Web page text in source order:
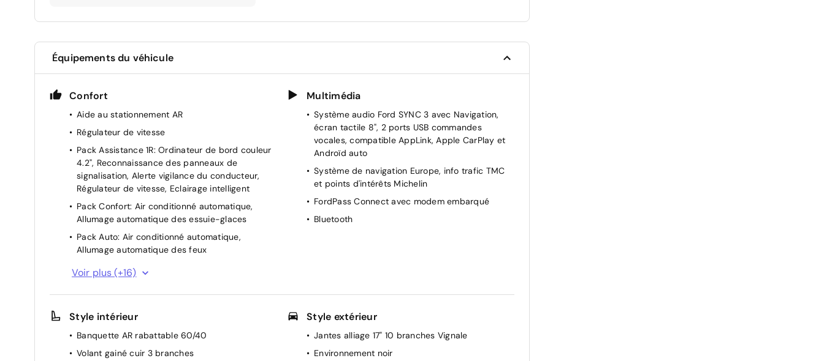
Équipements du véhicule
Confort
Aide au stationnement AR
Régulateur de vitesse
Pack Assistance 1R: Ordinateur de bord couleur
4.2", Reconnaissance des panneaux de
signalisation, Alerte vigilance du conducteur,
Régulateur de vitesse, Eclairage intelligent
Pack Confort: Air conditionné automatique,
Allumage automatique des essuie-glaces
Pack Auto: Air conditionné automatique,
Allumage automatique des feux
Rétroviseur intérieur électrochrome
Aide au démarrage en côte
Indicateur de changement de vitesse
Plancher de coffre ajustable
Voir plus (+16)
Multimédia
Système audio Ford SYNC 3 avec Navigation,
écran tactile 8", 2 ports USB commandes
vocales, compatible AppLink, Apple CarPlay et
Androïd auto
Système de navigation Europe, info trafic TMC
et points d'intérêts Michelin
FordPass Connect avec modem embarqué
Bluetooth
Style intérieur
Banquette AR rabattable 60/40
Volant gainé cuir 3 branches
Style extérieur
Jantes alliage 17" 10 branches Vignale
Environnement noir